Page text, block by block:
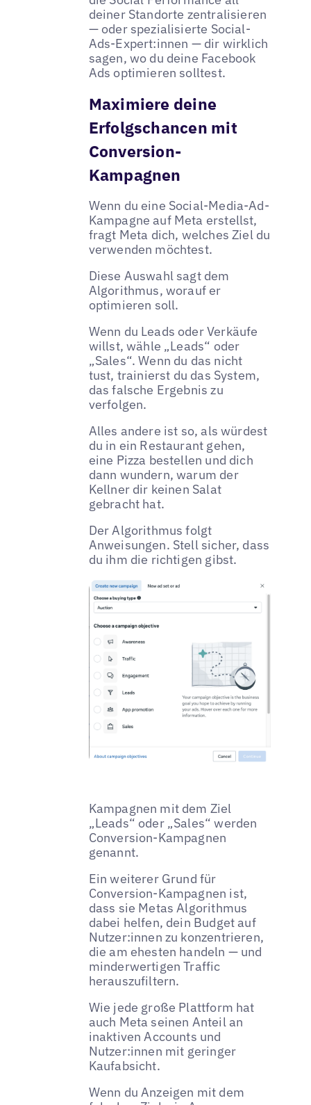
deiner Standorte zentralisieren
— oder spezialisierte Social-
Ads-Expert:innen — dir wirklich
sagen, wo du deine Facebook
Ads optimieren solltest.
Maximiere deine
Erfolgschancen mit
Conversion-
Kampagnen
Wenn du eine Social-Media-Ad-
Kampagne auf Meta erstellst,
fragt Meta dich, welches Ziel du
verwenden möchtest.
Diese Auswahl sagt dem
Algorithmus, worauf er
optimieren soll.
Wenn du Leads oder Verkäufe
willst, wähle „Leads“ oder
„Sales“. Wenn du das nicht
tust, trainierst du das System,
das falsche Ergebnis zu
verfolgen.
Alles andere ist so, als würdest
du in ein Restaurant gehen,
eine Pizza bestellen und dich
dann wundern, warum der
Kellner dir keinen Salat
gebracht hat.
Der Algorithmus folgt
Anweisungen. Stell sicher, dass
du ihm die richtigen gibst.
Kampagnen mit dem Ziel
„Leads“ oder „Sales“ werden
Conversion-Kampagnen
genannt.
Ein weiterer Grund für
Conversion-Kampagnen ist,
dass sie Metas Algorithmus
dabei helfen, dein Budget auf
Nutzer:innen zu konzentrieren,
die am ehesten handeln — und
minderwertigen Traffic
herauszufiltern.
Wie jede große Plattform hat
auch Meta seinen Anteil an
inaktiven Accounts und
Nutzer:innen mit geringer
Kaufabsicht.
Wenn du Anzeigen mit dem